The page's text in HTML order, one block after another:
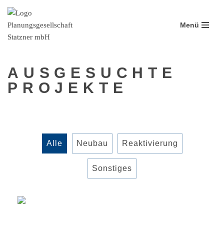
Zum
Inhalt
Menü
AUSGESUCHTE
PROJEKTE
Alle Neubau Reaktivierung
Sonstiges